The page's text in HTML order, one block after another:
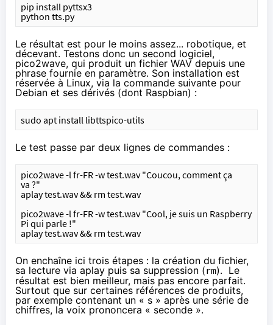
pip install pyttsx3
python tts.py
Le résultat est pour le moins assez... robotique, et
décevant. Testons donc un second logiciel,
pico2wave, qui produit un fichier WAV depuis une
phrase fournie en paramètre. Son installation est
réservée à Linux, via la commande suivante pour
Debian et ses dérivés (dont Raspbian) :
sudo apt install libttspico-utils
Le test passe par deux lignes de commandes :
pico2wave -l fr-FR -w test.wav "Coucou, comment ça
va ?"
aplay test.wav && rm test.wav
pico2wave -l fr-FR -w test.wav "Cool, je suis un Raspberry
Pi qui parle !"
aplay test.wav && rm test.wav
On enchaîne ici trois étapes : la création du fichier,
sa lecture via aplay puis sa suppression (rm). Le
résultat est bien meilleur, mais pas encore parfait.
Surtout que sur certaines références de produits,
par exemple contenant un « s » après une série de
chiffres, la voix prononcera « seconde ».